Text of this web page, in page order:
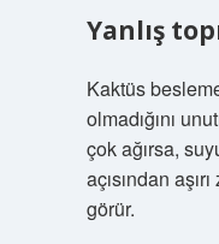
Yanlış
Kaktüs
olmadığını
çok ağırsa,
açısından
görür.